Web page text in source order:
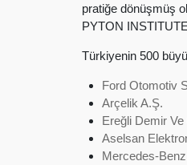
pratiğe dönüşmüş
PYTON
Türkiyenin 500
Ford Otomotiv
Arçelik A.Ş.
Ereğli Demir Ve
Aselsan
Mercedes-